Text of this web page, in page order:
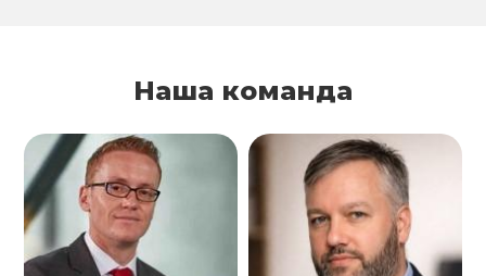
Наша команда